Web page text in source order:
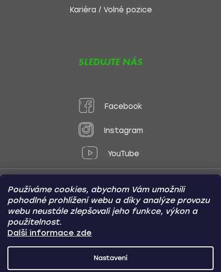
Používáme cookies, abychom Vám umožnili
pohodlné prohlížení webu a díky analýze provozu
webu neustále zlepšovali jeho funkce, výkon a
použitelnost.
Další informace zde
Nastavení
Kariéra / Volné pozice
SLEDUJTE NÁS
Facebook
Instagram
YouTube
Způsoby platby:
Online
Převod
Dobírka